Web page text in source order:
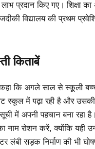
प्रदान किए गए। शिक्षा
विद्यालय की प्रथम
किताबें
कि अगले साल से स्कूली
स्कूल में पढ़ा रही है और
में अपनी पहचान बना
रोशन करें, क्योंकि यही
लंबी सड़क निर्माण की भी